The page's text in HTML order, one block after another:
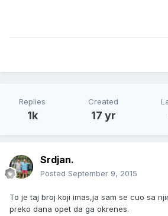
Replies
1k
Created
17 yr
Srdjan.
Posted September 9, 2015
To je taj broj koji imas,ja sam se cuo sa
preko dana opet da ga okrenes.